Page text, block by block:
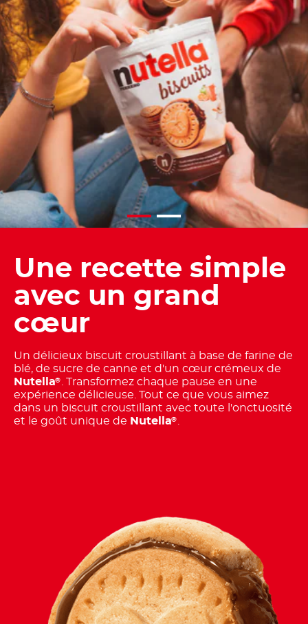
Une recette simple
avec un grand
cœur
Un délicieux biscuit croustillant à base de farine de
blé, de sucre de canne et d'un cœur crémeux de
Nutella® . Transformez chaque pause en une
expérience délicieuse. Tout ce que vous aimez
dans un biscuit croustillant avec toute l'onctuosité
et le goût unique de Nutella® .